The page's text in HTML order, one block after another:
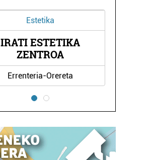
Estetika
IRATI ESTETIKA
ZENTROA
Errenteria-Orereta